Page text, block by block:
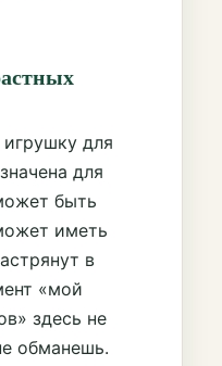
для
для
быть
иметь
в
«мой
здесь не
обманешь.